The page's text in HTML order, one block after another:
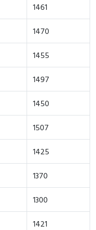
1461
1470
1455
1497
1450
1507
1425
1370
1300
1421